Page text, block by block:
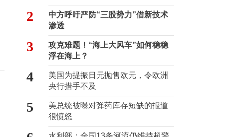
2
中方呼吁严防“三股势力”借新技术
渗透
3
攻克难题！“海上大风车”如何稳稳
浮在海上？
4
美国为提振日元抛售欧元，令欧洲
央行措手不及
5
美总统被曝对弹药库存短缺的报道
很愤怒